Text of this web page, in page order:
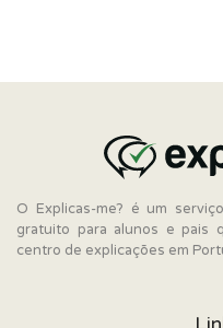
O Explicas-me? é um
gratuito para alunos e pais
centro de explicações em